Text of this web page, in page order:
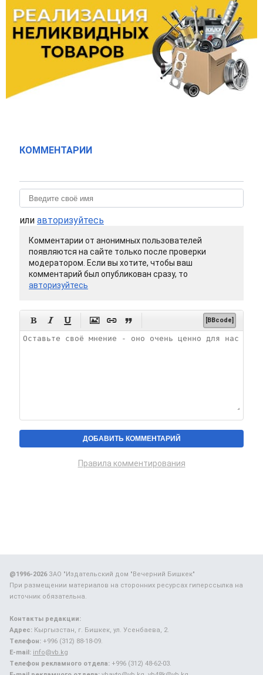
КОММЕНТАРИИ
или авторизуйтесь
Комментарии от анонимных пользователей
появляются на сайте только после проверки
модератором. Если вы хотите, чтобы ваш
комментарий был опубликован сразу, то
авторизуйтесь
      [BBcode]
Правила комментирования
@1996-2026ЗАО "Издательский дом "Вечерний Бишкек"
При размещении материалов на сторонних ресурсах гиперссылка на
источник обязательна.
Контакты редакции:
Адрес: Кыргызстан, г. Бишкек, ул. Усенбаева, 2.
Телефон: +996 (312) 88-18-09.
E-mail: info@vb.kg
Телефон рекламного отдела: +996 (312) 48-62-03.